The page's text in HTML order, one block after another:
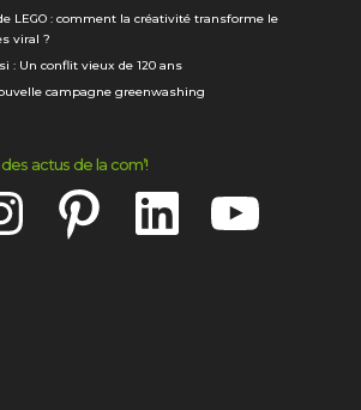
LEGO : comment la créativité transforme le
viral ?
: Un conflit vieux de 120 ans
campagne greenwashing
actus de la com’!
Pinterest LinkedIn